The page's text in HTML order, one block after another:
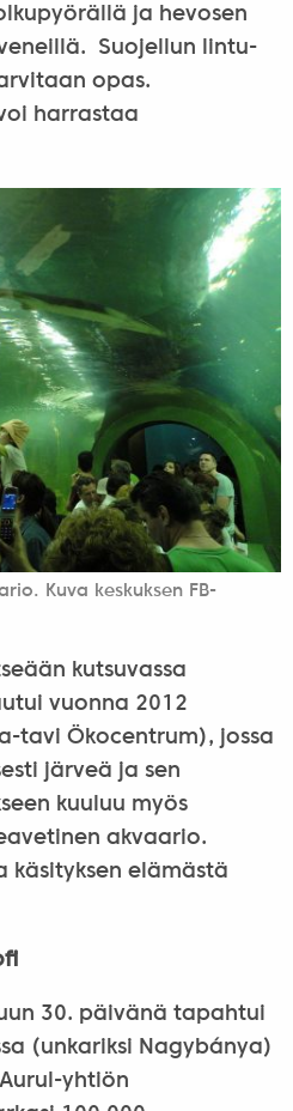
ja hevosen
Suojellun lintu-
opas.
harrastaa
Kuva keskuksen FB-
kutsuvassa
vuonna 2012
tavi Ökocentrum), jossa
järveä ja sen
kuuluu myös
akvaario.
käsityksen elämästä
30. päivänä tapahtui
(unkariksi Nagybánya)
yhtiön